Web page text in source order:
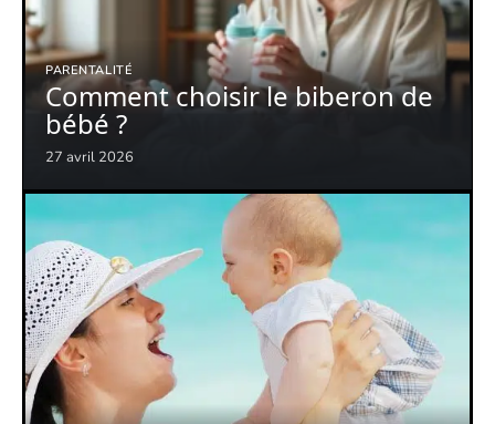
PARENTALITÉ
Comment choisir le biberon de
bébé ?
27 avril 2026